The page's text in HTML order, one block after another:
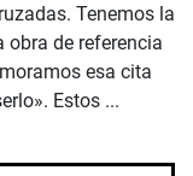
Tenemos la
obra de referencia
esa cita
Estos ...